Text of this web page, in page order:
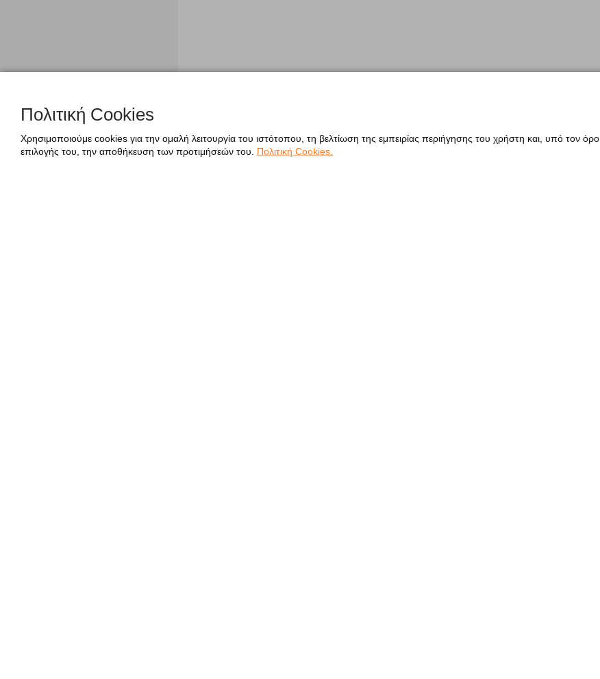
Πολιτική Cookies
Χρησιμοποιούμε cookies για την ομαλή λειτουργία του ιστότοπου, τη βελτίωση της εμπειρίας περιήγησης του χρήστη και, υπό τον όρο
επιλογής του, την αποθήκευση των προτιμήσεών του.
Πολιτική Cookies.